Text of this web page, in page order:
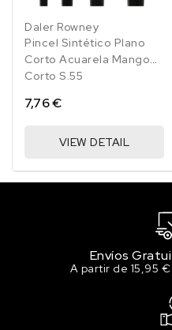
Daler Rowney
Pincel Sintético Plano
Corto Acuarela Mango
Corto S.55
7,76 €
VIEW DETAIL
Envíos
A partir de 15,95